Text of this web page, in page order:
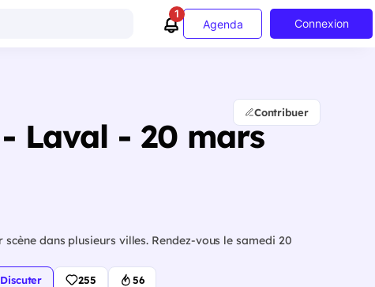
1
Agenda Connexion
Laval - 20 mars
dans plusieurs villes. Rendez-vous le samedi 20
Contribuer
Discuter 255 56